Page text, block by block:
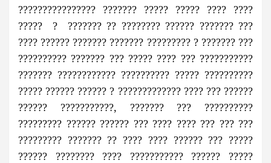
???????????????? ??????? ????? ????? ???? ????
????? ? ??????? ?? ???????? ?????? ??????? ???
???? ?????? ??????? ??????? ????????? ? ??????? ???
?????????? ??????? ??? ????? ???? ??? ???????????
??????? ???????????? ?????????? ????? ??????????
????? ?????? ?????? ? ????????????? ???? ??? ??????
?????? ???????????, ??????? ??? ??????????
????????? ?????? ?????? ??? ???? ???? ??? ??? ???
????????? ??????? ?? ???? ???? ?????? ??? ?????
?????? ???????? ???? ??????????? ?????? ?????